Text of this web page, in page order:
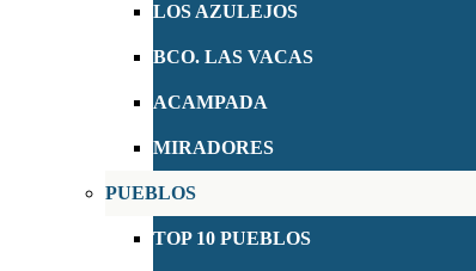
LOS AZULEJOS
BCO. LAS VACAS
ACAMPADA
MIRADORES
PUEBLOS
TOP 10 PUEBLOS